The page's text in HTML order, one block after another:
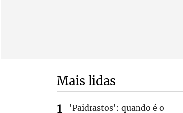
Mais lidas
'Paidrastos': quando é o